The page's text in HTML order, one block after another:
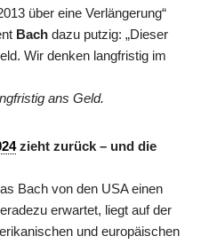
über eine Verlängerung“
Bach dazu putzig: „Dieser
Wir denken langfristig im
ans Geld.
zieht zurück – und die
Bach von den USA einen
erwartet, liegt auf der
und europäischen